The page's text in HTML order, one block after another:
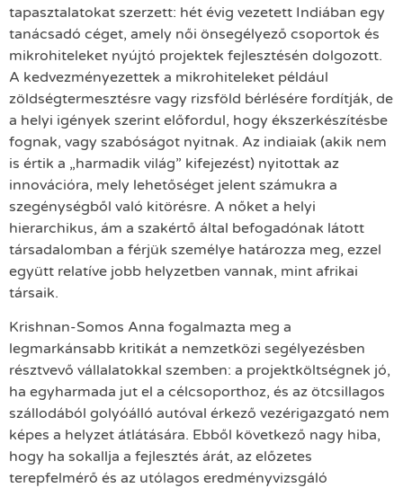
tapasztalatokat szerzett: hét évig vezetett Indiában egy
tanácsadó céget, amely női önsegélyező csoportok és
mikrohiteleket nyújtó projektek fejlesztésén dolgozott.
A kedvezményezettek a mikrohiteleket például
zöldségtermesztésre vagy rizsföld bérlésére fordítják, de
a helyi igények szerint előfordul, hogy ékszerkészítésbe
fognak, vagy szabóságot nyitnak. Az indiaiak (akik nem
is értik a „harmadik világ” kifejezést) nyitottak az
innovációra, mely lehetőséget jelent számukra a
szegénységből való kitörésre. A nőket a helyi
hierarchikus, ám a szakértő által befogadónak látott
társadalomban a férjük személye határozza meg, ezzel
együtt relatíve jobb helyzetben vannak, mint afrikai
társaik.
Krishnan-Somos Anna fogalmazta meg a
legmarkánsabb kritikát a nemzetközi segélyezésben
résztvevő vállalatokkal szemben: a projektköltségnek jó,
ha egyharmada jut el a célcsoporthoz, és az ötcsillagos
szállodából golyóálló autóval érkező vezérigazgató nem
képes a helyzet átlátására. Ebből következő nagy hiba,
hogy ha sokallja a fejlesztés árát, az előzetes
terepfelmérő és az utólagos eredményvizsgáló